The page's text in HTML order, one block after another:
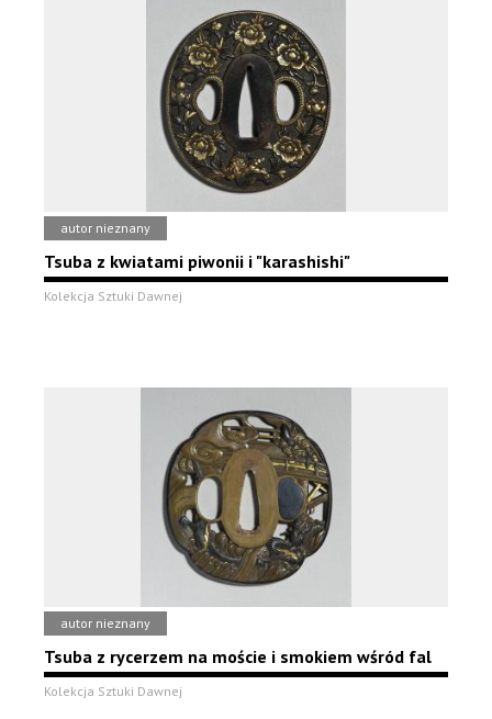
autor nieznany
Tsuba z kwiatami piwonii i "karashishi"
Kolekcja Sztuki Dawnej
autor nieznany
Tsuba z rycerzem na moście i smokiem wśród fal
Kolekcja Sztuki Dawnej